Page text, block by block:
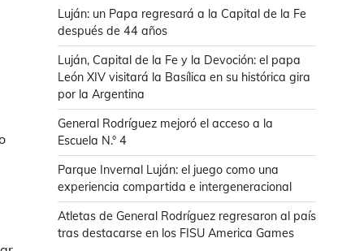
Luján: un Papa regresará a la Capital de la Fe
después de 44 años
Luján, Capital de la Fe y la Devoción: el papa
León XIV visitará la Basílica en su histórica gira
por la Argentina
General Rodríguez mejoró el acceso a la
Escuela N.° 4
Parque Invernal Luján: el juego como una
experiencia compartida e intergeneracional
Atletas de General Rodríguez regresaron al país
tras destacarse en los FISU America Games